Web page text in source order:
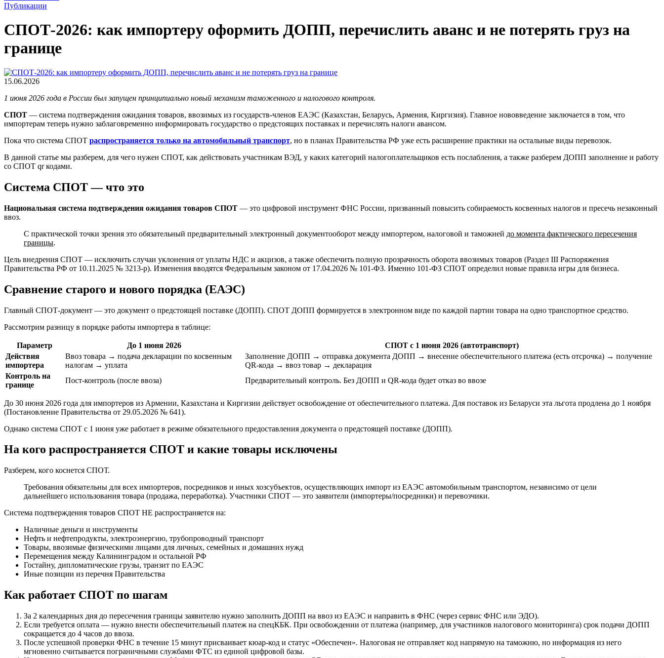
Публикации
СПОТ-2026: как импортеру оформить ДОПП, перечислить аванс и не потерять груз на
границе
15.06.2026
1 июня 2026 года в России был запущен принципиально новый механизм таможенного и налогового контроля.
СПОТ — система подтверждения ожидания товаров, ввозимых из государств-членов ЕАЭС (Казахстан, Беларусь, Армения, Киргизия). Главное нововведение заключается в том, что
импортерам теперь нужно заблаговременно информировать государство о предстоящих поставках и перечислять налоги авансом.
Пока что система СПОТ распространяется только на автомобильный транспорт, но в планах Правительства РФ уже есть расширение практики на остальные виды перевозок.
В данной статье мы разберем, для чего нужен СПОТ, как действовать участникам ВЭД, у каких категорий налогоплательщиков есть послабления, а также разберем ДОПП заполнение и работу
со СПОТ qr кодами.
Система СПОТ — что это
Национальная система подтверждения ожидания товаров СПОТ — это цифровой инструмент ФНС России, призванный повысить собираемость косвенных налогов и пресечь незаконный
ввоз.
С практической точки зрения это обязательный предварительный электронный документооборот между импортером, налоговой и таможней до момента фактического пересечения
границы.
Цель внедрения СПОТ — исключить случаи уклонения от уплаты НДС и акцизов, а также обеспечить полную прозрачность оборота ввозимых товаров (Раздел III Распоряжения
Правительства РФ от 10.11.2025 № 3213‑р). Изменения вводятся Федеральным законом от 17.04.2026 № 101-ФЗ. Именно 101-ФЗ СПОТ определил новые правила игры для бизнеса.
Сравнение старого и нового порядка (ЕАЭС)
Главный СПОТ-документ — это документ о предстоящей поставке (ДОПП). СПОТ ДОПП формируется в электронном виде по каждой партии товара на одно транспортное средство.
Рассмотрим разницу в порядке работы импортера в таблице:
Параметр До 1 июня 2026
СПОТ с 1 июня 2026 (автотранспорт)
Действия
импортера
Ввоз товара → подача декларации по косвенным
налогам → уплата
Заполнение ДОПП → отправка документа ДОПП → внесение обеспечительного платежа (есть отсрочка) → получение
QR-кода → ввоз товар → декларация
Контроль на
границе
Пост-контроль (после ввоза) Предварительный контроль. Без ДОПП и QR-кода будет отказ во ввозе
До 30 июня 2026 года для импортеров из Армении, Казахстана и Киргизии действует освобождение от обеспечительного платежа. Для поставок из Беларуси эта льгота продлена до 1 ноября
(Постановление Правительства от 29.05.2026 № 641).
Однако система СПОТ с 1 июня уже работает в режиме обязательного предоставления документа о предстоящей поставке (ДОПП).
На кого распространяется СПОТ и какие товары исключены
Разберем, кого коснется СПОТ.
Требования обязательны для всех импортеров, посредников и иных хозсубъектов, осуществляющих импорт из ЕАЭС автомобильным транспортом, независимо от цели
дальнейшего использования товара (продажа, переработка). Участники СПОТ — это заявители (импортеры/посредники) и перевозчики.
Система подтверждения товаров СПОТ НЕ распространяется на:
Наличные деньги и инструменты
Нефть и нефтепродукты, электроэнергию, трубопроводный транспорт
Товары, ввозимые физическими лицами для личных, семейных и домашних нужд
Перемещения между Калининградом и остальной РФ
Гостайну, дипломатические грузы, транзит по ЕАЭС
Иные позиции из перечня Правительства
Как работает СПОТ по шагам
За 2 календарных дня до пересечения границы заявителю нужно заполнить ДОПП на ввоз из ЕАЭС и направить в ФНС (через сервис ФНС или ЭДО).
Если требуется оплата — нужно внести обеспечительный платеж на спецКБК. При освобождении от платежа (например, для участников налогового мониторинга) срок подачи ДОПП
сокращается до 4 часов до ввоза.
После успешной проверки ФНС в течение 15 минут присваивает кюар-код и статус «Обеспечен». Налоговая не отправляет код напрямую на таможню, но информация из него
мгновенно считывается пограничными службами ФТС из единой цифровой базы.